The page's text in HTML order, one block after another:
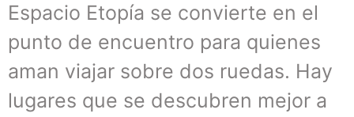
Espacio Etopía se convierte en el
punto de encuentro para quienes
aman viajar sobre dos ruedas. Hay
lugares que se descubren mejor a